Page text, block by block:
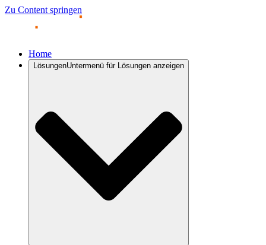
Zu Content springen
Home
LösungenUntermenü für Lösungen anzeigen